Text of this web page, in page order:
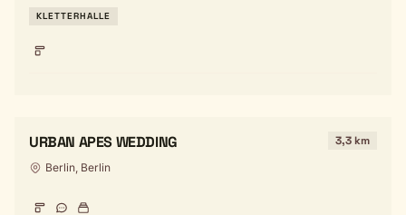
KLETTERHALLE
URBAN APES WEDDING 3,3 km
Berlin, Berlin